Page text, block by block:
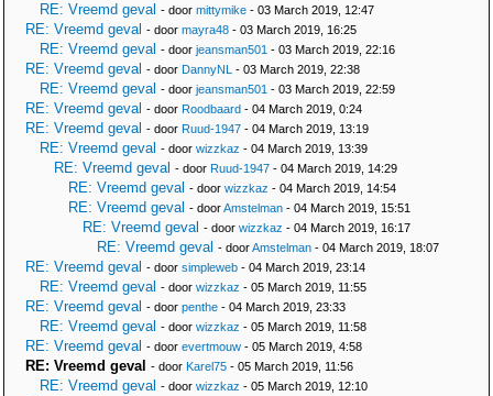
RE: Vreemd geval - door mittymike - 03 March 2019, 12:47
RE: Vreemd geval - door mayra48 - 03 March 2019, 16:25
RE: Vreemd geval - door jeansman501 - 03 March 2019, 22:16
RE: Vreemd geval - door DannyNL - 03 March 2019, 22:38
RE: Vreemd geval - door jeansman501 - 03 March 2019, 22:59
RE: Vreemd geval - door Roodbaard - 04 March 2019, 0:24
RE: Vreemd geval - door Ruud-1947 - 04 March 2019, 13:19
RE: Vreemd geval - door wizzkaz - 04 March 2019, 13:39
RE: Vreemd geval - door Ruud-1947 - 04 March 2019, 14:29
RE: Vreemd geval - door wizzkaz - 04 March 2019, 14:54
RE: Vreemd geval - doorAmstelman - 04 March 2019, 15:51
RE: Vreemd geval - door wizzkaz - 04 March 2019, 16:17
RE: Vreemd geval - doorAmstelman - 04 March 2019, 18:07
RE: Vreemd geval - door simpleweb - 04 March 2019, 23:14
RE: Vreemd geval - door wizzkaz - 05 March 2019, 11:55
RE: Vreemd geval - door penthe - 04 March 2019, 23:33
RE: Vreemd geval - door wizzkaz - 05 March 2019, 11:58
RE: Vreemd geval - door evertmouw - 05 March 2019, 4:58
RE: Vreemd geval - door Karel75 - 05 March 2019, 11:56
RE: Vreemd geval - door wizzkaz - 05 March 2019, 12:10